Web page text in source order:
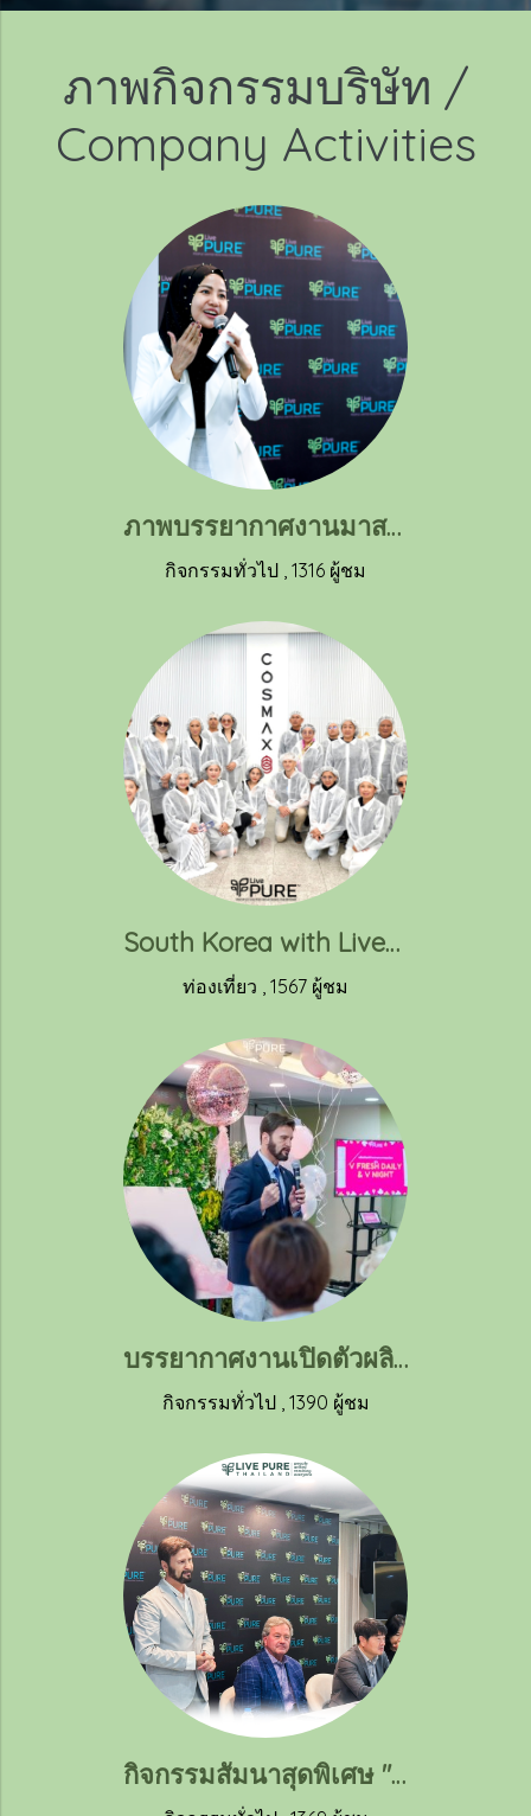
ภาพกิจกรรมบริษัท /
Company Activities
ภาพบรรยากาศงานมาสเตอร์คลาสการดูแลผิวและการใช้ผลิตภัณฑ์อย่างผู้เชี่ยวชาญ ณ บริษัท ลิฟ เพียว (ประเทศไทย) จำกัด
กิจกรรมทั่วไป 1316 ผู้ชม
South Korea with Livepure 2024
ท่องเที่ยว 1567 ผู้ชม
บรรยากาศงานเปิดตัวผลิตภัณฑ์ใหม่
กิจกรรมทั่วไป, 1390 ผู้ชม
กิจกรรมสัมนาสุดพิเศษ "แรงบันดาลใจ สู่ความสำเร็จ"